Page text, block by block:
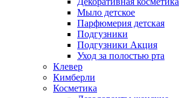
Мыло детское
Парфюмерия детская
Подгузники
Подгузники Акция
Уход за полостью рта
Клевер
Кимберли
Косметика